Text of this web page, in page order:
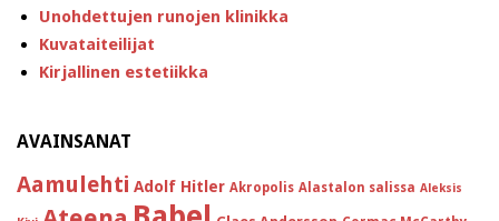
Unohdettujen runojen klinikka
Kuvataiteilijat
Kirjallinen estetiikka
AVAINSANAT
Aamulehti Adolf Hitler Akropolis Alastalon salissa Aleksis